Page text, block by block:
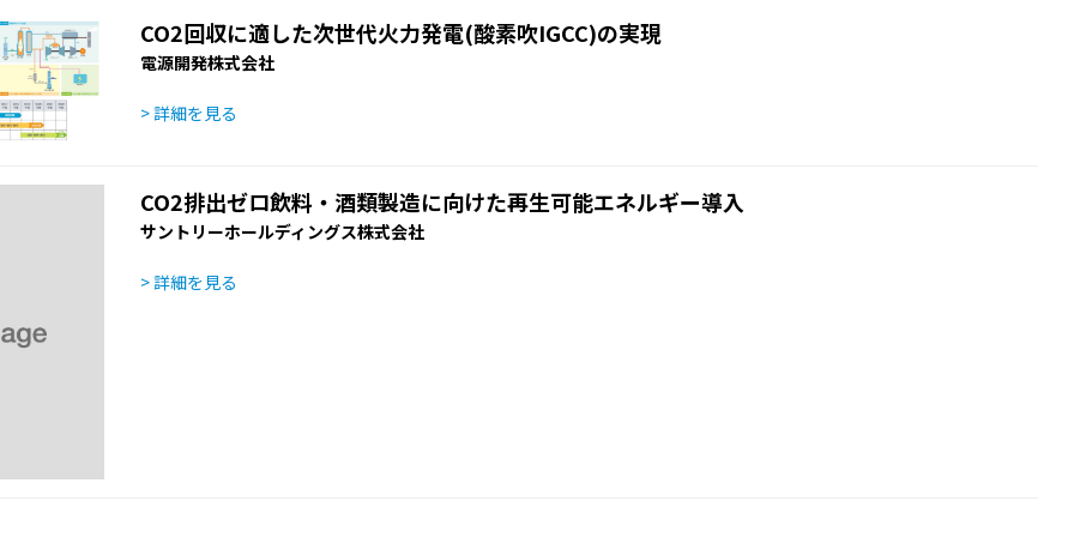
CO2回収に適した次世代火力発電(酸素吹IGCC)の実現
電源開発株式会社
> 詳細を見る
CO2排出ゼロ飲料・酒類製造に向けた再生可能エネルギー導入
サントリーホールディングス株式会社
> 詳細を見る